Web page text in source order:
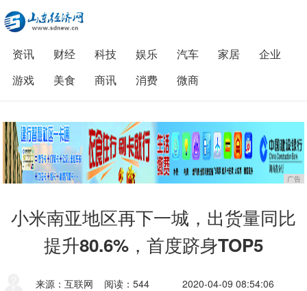
资讯 财经 科技 娱乐 汽车 家居
企业
游戏
美食 商讯 消费 微商
广告
小米南亚地区再下一城，出货量同比
提升80.6%，首度跻身TOP5
来源：互联网 阅读：544 2020-04-09 08:54:06